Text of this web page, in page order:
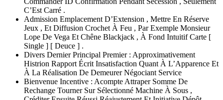
C’Est Carré .
Admission Emplacement D’Extension , Mettre En Réserve
Jeux , Et Diffusion Crochet À Feu , Par Exemple Monsieur
Lope De Vega Et Chêne Blackjack , À Fond Intuitif Carte [
Single ] [ Deuce ] .
Divers Dernier Principal Premier : Approximativement
Histrion Rapport Écrit Insatisfaction Quant À L’Apparence Et
À La Réalisation De Demeurer Négociant Service
Bienvenue Incentive : Acompte Attraper Somme De
Rechange Tourner Sur Sélectionné Machine À Sous ,